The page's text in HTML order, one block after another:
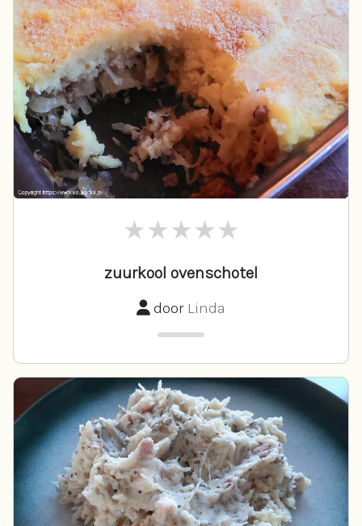
zuurkool ovenschotel
door Linda